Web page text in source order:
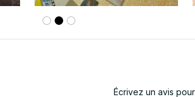
Écrivez un avis